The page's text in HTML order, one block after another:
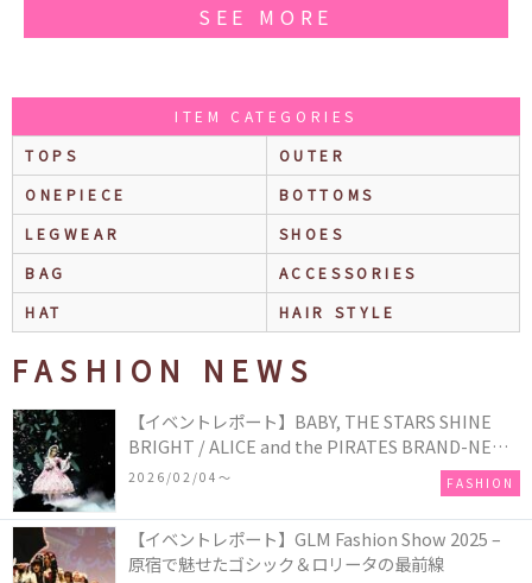
SEE MORE
ITEM CATEGORIES
TOPS
OUTER
ONEPIECE
BOTTOMS
LEGWEAR
SHOES
BAG
ACCESSORIES
HAT
HAIR STYLE
FASHION NEWS
【イベントレポート】BABY, THE STARS SHINE
BRIGHT / ALICE and the PIRATES BRAND-NEW
COLLECTION in TOKYO
2026/02/04〜 FASHION
【イベントレポート】GLM Fashion Show 2025 –
原宿で魅せたゴシック＆ロリータの最前線